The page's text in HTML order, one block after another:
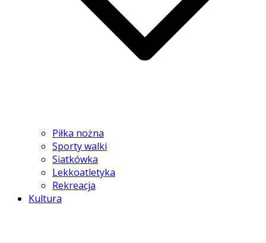
Piłka nożna
Sporty walki
Siatkówka
Lekkoatletyka
Rekreacja
Kultura